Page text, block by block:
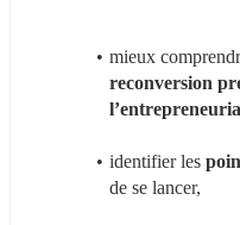
reconversion
identifier les
de se lancer,